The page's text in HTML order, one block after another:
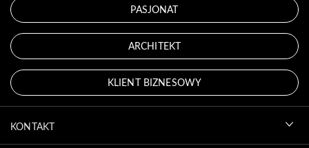
PASJONAT
ARCHITEKT
KLIENT BIZNESOWY
KONTAKT